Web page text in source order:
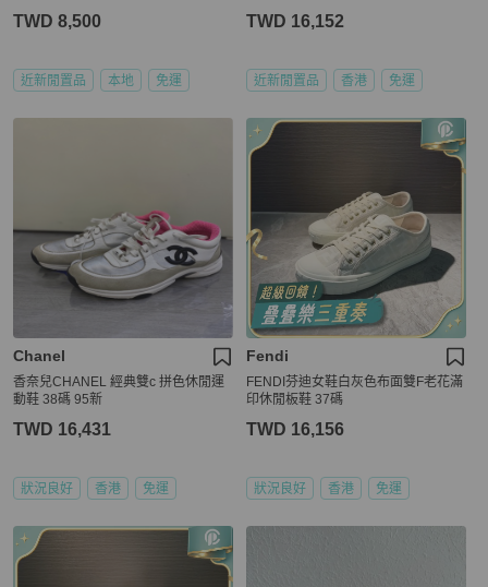
TWD 8,500
近新閒置品 本地 免運
TWD 16,152
近新閒置品 香港 免運
Chanel
香奈兒CHANEL 經典雙c 拼色休閒運
動鞋 38碼 95新
TWD 16,431
狀況良好 香港 免運
Fendi
FENDI芬迪女鞋白灰色布面雙F老花滿
印休閒板鞋 37碼
TWD 16,156
狀況良好 香港 免運